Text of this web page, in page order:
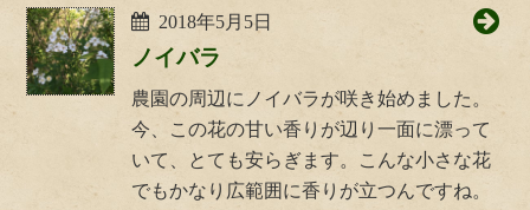
2018年5月5日
ノイバラ
農園の周辺にノイバラが咲き始めました。
今、この花の甘い香りが辺り一面に漂って
いて、とても安らぎます。こんな小さな花
でもかなり広範囲に香りが立つんですね。